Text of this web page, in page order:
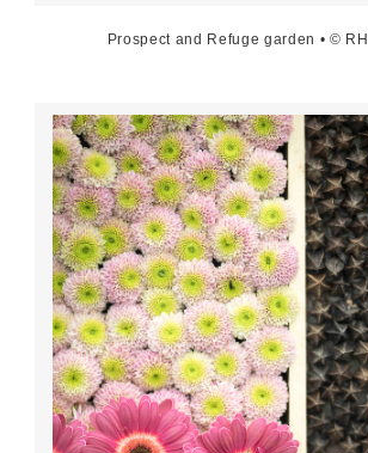
Prospect and Refuge garden • ©